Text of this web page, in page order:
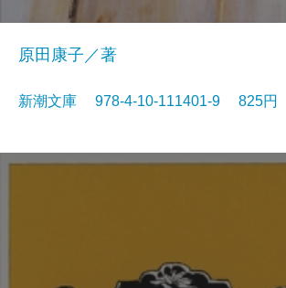
原田康子／著
新潮文庫 978-4-10-111401-9 825円